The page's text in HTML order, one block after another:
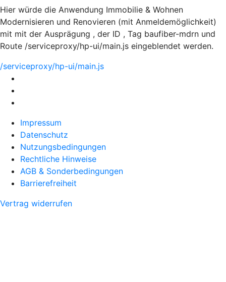
Hier würde die Anwendung Immobilie & Wohnen
Modernisieren und Renovieren (mit Anmeldemöglichkeit)
mit mit der Ausprägung , der ID , Tag baufiber-mdrn und
Route /serviceproxy/hp-ui/main.js eingeblendet werden.
/serviceproxy/hp-ui/main.js
Impressum
Datenschutz
Nutzungsbedingungen
Rechtliche Hinweise
AGB & Sonderbedingungen
Barrierefreiheit
Vertrag widerrufen